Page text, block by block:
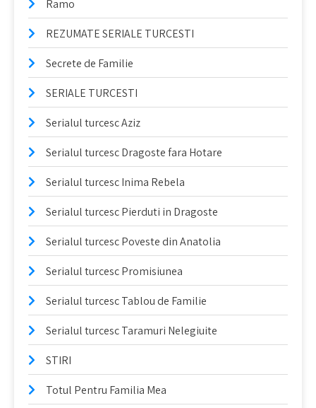
Ramo
REZUMATE SERIALE TURCESTI
Secrete de Familie
SERIALE TURCESTI
Serialul turcesc Aziz
Serialul turcesc Dragoste fara Hotare
Serialul turcesc Inima Rebela
Serialul turcesc Pierduti in Dragoste
Serialul turcesc Poveste din Anatolia
Serialul turcesc Promisiunea
Serialul turcesc Tablou de Familie
Serialul turcesc Taramuri Nelegiuite
STIRI
Totul Pentru Familia Mea